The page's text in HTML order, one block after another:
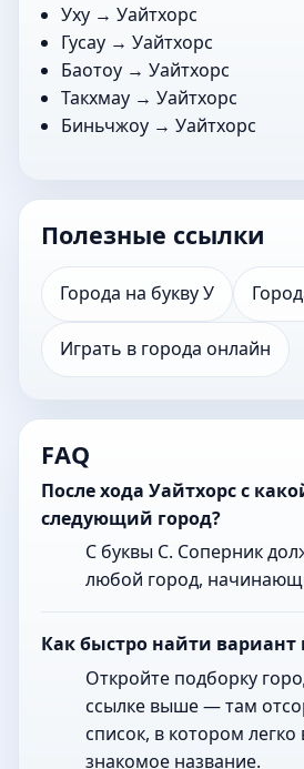
Уху → Уайтхорс
Гусау → Уайтхорс
Баотоу → Уайтхорс
Такхмау → Уайтхорс
Биньчжоу → Уайтхорс
Полезные ссылки
Города на букву У
Играть в города онлайн
FAQ
После хода Уайтхорс с
следующий город?
С буквы С. Соперник
любой город,
Как быстро найти вариант
Откройте подборку
ссылке выше — там
список, в котором
знакомое название.